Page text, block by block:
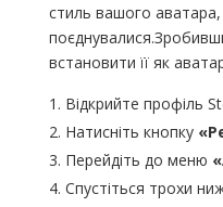
стиль вашого
встановити її як
Відкрийте профіль
Натисніть кнопку
Перейдіть до меню
Спустіться трохи